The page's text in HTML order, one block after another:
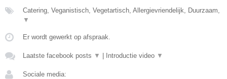
Catering, Veganistisch, Vegetartisch, Allergievriendelijk, Duurzaam,
▼
Er wordt gewerkt op afspraak.
Laatste facebook posts ▼ Introductie video ▼
Sociale media: